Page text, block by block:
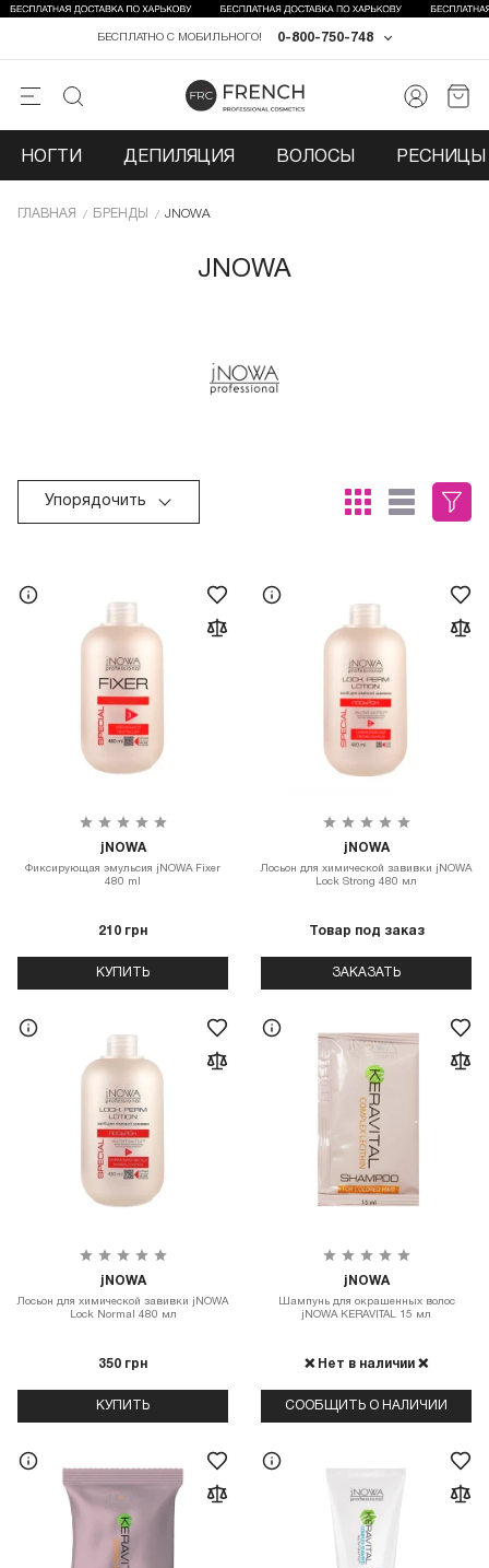
0-800-750-748
БЕСПЛАТНО С МОБИЛЬНОГО!
НОГТИ ДЕПИЛЯЦИЯ ВОЛОСЫ РЕСНИЦЫ
ГЛАВНАЯ БРЕНДЫ JNOWA
JNOWA
Упорядочить
jNOWA
Фиксирующая эмульсия jNOWA Fixer
480 ml
210 грн
КУПИТЬ
jNOWA
Лосьон для химической завивки jNOWA
Lock Strong 480 мл
Товар под заказ
ЗАКАЗАТЬ
jNOWA
Лосьон для химической завивки jNOWA
Lock Normal 480 мл
350 грн
КУПИТЬ
jNOWA
Шампунь для окрашенных волос
jNOWA KERAVITAL 15 мл
❌ Нет в наличии ❌
СООБЩИТЬ О НАЛИЧИИ